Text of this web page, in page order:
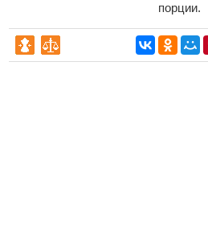
порции.